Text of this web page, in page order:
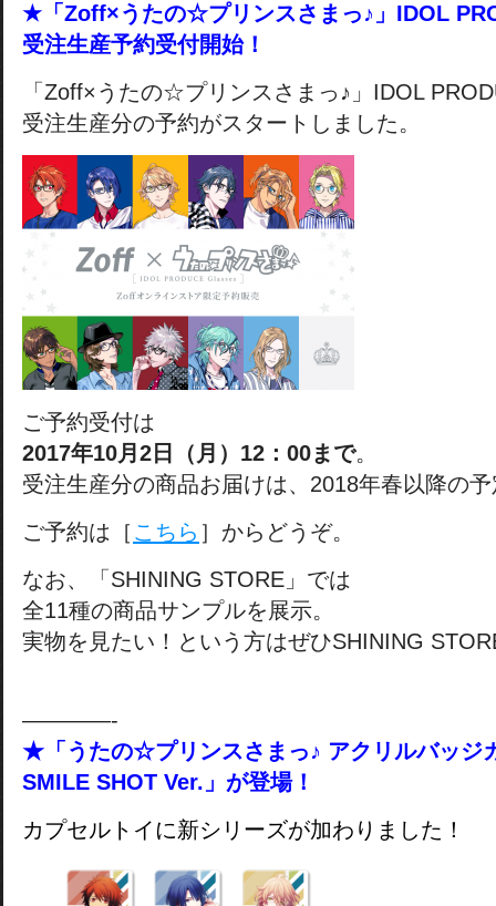
★「Zoff×うたの☆プリンスさまっ♪」IDOL
受注生産予約受付開始！
「Zoff×うたの☆プリンスさまっ♪」IDOL
受注生産分の予約がスタートしました。
ご予約受付は
2017年10月2日（月）12：00まで。
受注生産分の商品お届けは、2018年春以降の
ご予約は［ こちら ］からどうぞ。
なお、「SHINING STORE」では
全11種の商品サンプルを展示。
実物を見たい！という方はぜひSHINING
————-
★「うたの☆プリンスさまっ♪ アクリルバッジ
SMILE SHOT Ver.」が登場！
カプセルトイに新シリーズが加わりました！